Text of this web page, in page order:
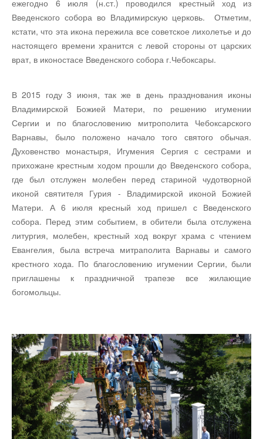
ежегодно 6 июля (н.ст.) проводился крестный ход из
Введенского собора во Владимирскую церковь. Отметим,
кстати, что эта икона пережила все советское лихолетье и до
настоящего времени хранится с левой стороны от царских
врат, в иконостасе Введенского собора г.Чебоксары.
В 2015 году 3 июня, так же в день празднования иконы
Владимирской Божией Матери, по решению игумении
Сергии и по благословению митрополита Чебоксарского
Варнавы, было положено начало того святого обычая.
Духовенство монастыря, Игумения Сергия с сестрами и
прихожане крестным ходом прошли до Введенского собора,
где был отслужен молебен перед стариной чудотворной
иконой святителя Гурия - Владимирской иконой Божией
Матери. А 6 июля кресный ход пришел с Введенского
собора. Перед этим событием, в обители была отслужена
литургия, молебен, крестный ход вокруг храма с чтением
Евангелия, была встреча митраполита Варнавы и самого
крестного хода. По благословению игумении Сергии, были
приглашены к праздничной трапезе все жилающие
богомольцы.